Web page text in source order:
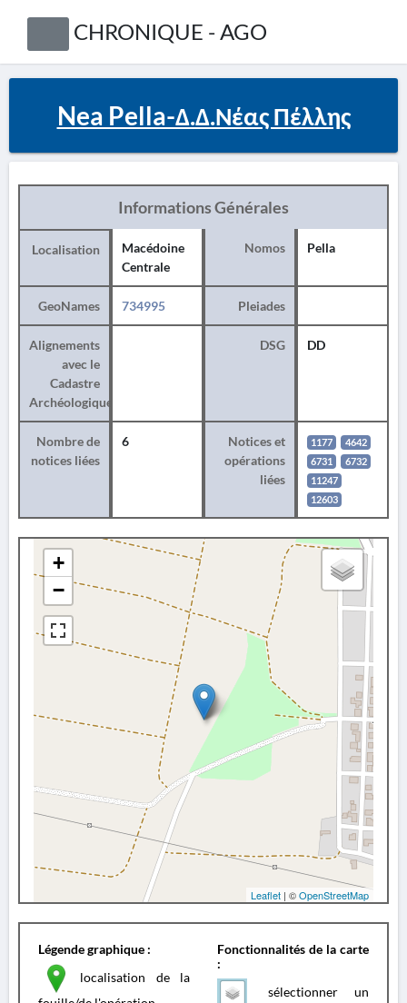
CHRONIQUE - AGO
Nea Pella-Δ.Δ.Νέας Πέλλης
Informations Générales
Localisation
Macédoine
Centrale
Nomos Pella
GeoNames 734995 Pleiades
Alignements
avec le
Cadastre
Archéologique
DSG DD
Nombre de
notices liées
6
Notices et
opérations
liées
1177
4642
6731
6732
11247
12603
+
−
Leaflet | ©OpenStreetMap
Légende graphique :
localisation de la
Fonctionnalités de la carte
:
sélectionner un